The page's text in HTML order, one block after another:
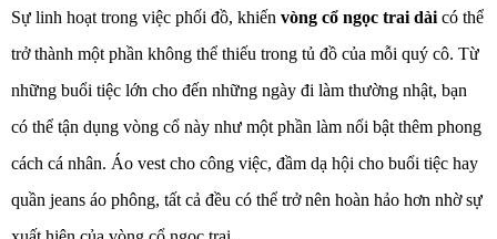
Sự linh hoạt trong việc phối đồ, khiến vòng cổ ngọc trai dài có thể
trở thành một phần không thể thiếu trong tủ đồ của mỗi quý cô. Từ
những buổi tiệc lớn cho đến những ngày đi làm thường nhật, bạn
có thể tận dụng vòng cổ này như một phần làm nổi bật thêm phong
cách cá nhân. Áo vest cho công việc, đầm dạ hội cho buổi tiệc hay
quần jeans áo phông, tất cả đều có thể trở nên hoàn hảo hơn nhờ sự